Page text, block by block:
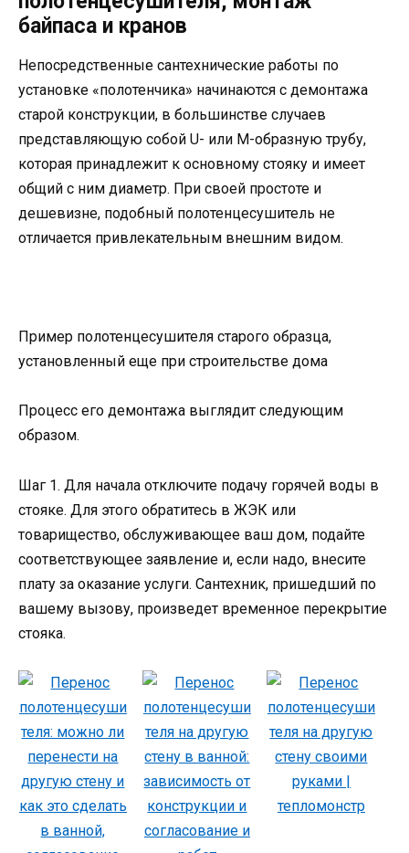
байпаса и кранов
Непосредственные сантехнические работы по
установке «полотенчика» начинаются с демонтажа
старой конструкции, в большинстве случаев
представляющую собой U- или M-образную трубу,
которая принадлежит к основному стояку и имеет
общий с ним диаметр. При своей простоте и
дешевизне, подобный полотенцесушитель не
отличается привлекательным внешним видом.
Пример полотенцесушителя старого образца,
установленный еще при строительстве дома
Процесс его демонтажа выглядит следующим
образом.
Шаг 1. Для начала отключите подачу горячей воды в
стояке. Для этого обратитесь в ЖЭК или
товарищество, обслуживающее ваш дом, подайте
соответствующее заявление и, если надо, внесите
плату за оказание услуги. Сантехник, пришедший по
вашему вызову, произведет временное перекрытие
стояка.